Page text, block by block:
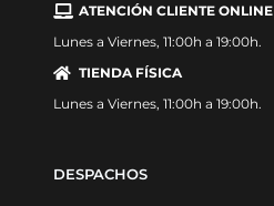
ATENCIÓN CLIENTE ONLINE
Lunes a Viernes, 11:00h a 19:00h.
TIENDA FÍSICA
Lunes a Viernes, 11:00h a 19:00h.
DESPACHOS